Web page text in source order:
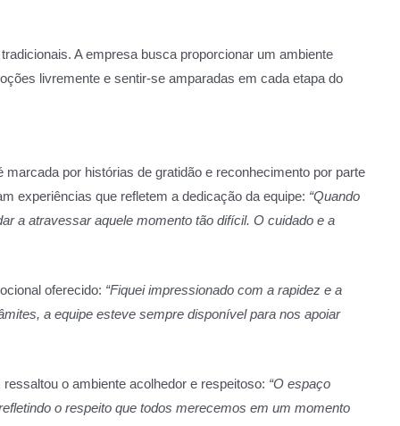
A empresa busca proporcionar um ambiente
livremente e sentir-se amparadas em cada etapa do
por histórias de gratidão e reconhecimento por parte
experiências que refletem a dedicação da equipe: “Quando
a atravessar aquele momento tão difícil. O cuidado e a
oferecido: “Fiquei impressionado com a rapidez e a
a equipe esteve sempre disponível para nos apoiar
o ambiente acolhedor e respeitoso: “O espaço
o respeito que todos merecemos em um momento